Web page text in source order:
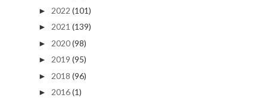
► 2022 (101)
► 2021 (139)
► 2020(98)
► 2019 (95)
► 2018 (96)
► 2016(1)